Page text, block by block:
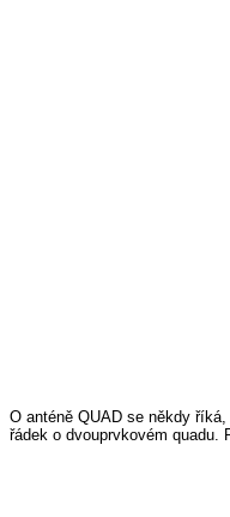
O anténě QUAD se někdy
řádek o dvouprvkovém quadu.